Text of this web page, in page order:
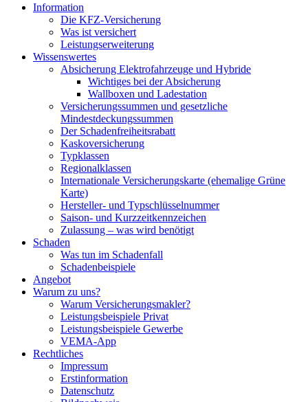
Information
Die KFZ-Versicherung
Was ist versichert
Leistungserweiterung
Wissenswertes
Absicherung Elektrofahrzeuge und Hybride
Wichtiges bei der Absicherung
Wallboxen und Ladestation
Versicherungssummen und gesetzliche
Mindestdeckungssummen
Der Schadenfreiheitsrabatt
Kaskoversicherung
Typklassen
Regionalklassen
Internationale Versicherungskarte (ehemalige Grüne
Karte)
Hersteller- und Typschlüsselnummer
Saison- und Kurzzeitkennzeichen
Zulassung – was wird benötigt
Schaden
Was tun im Schadenfall
Schadenbeispiele
Angebot
Warum zu uns?
Warum Versicherungsmakler?
Leistungsbeispiele Privat
Leistungsbeispiele Gewerbe
VEMA-App
Rechtliches
Impressum
Erstinformation
Datenschutz